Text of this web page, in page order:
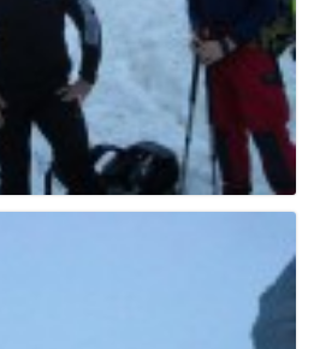
g